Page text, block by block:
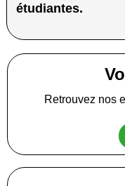
étudiantes.
Retrouvez nos